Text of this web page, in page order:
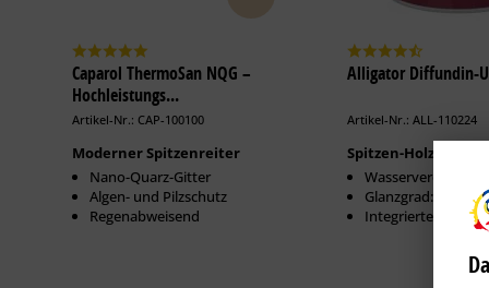
Caparol ThermoSan NQG –
Hochleistungs...
Artikel-Nr.: CAP-100100
Moderner Spitzenreiter
Nano-Quarz-Gitter
Algen- und Pilzschutz
Regenabweisend
Alligator Diffundin-
Artikel-Nr.: ALL-110224
Spitzen-Holzfarbe
Wasserverdünnbar
Glanzgrad:
Integrierte